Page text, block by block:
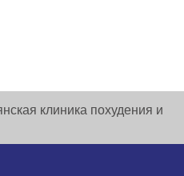
клиника похудения и